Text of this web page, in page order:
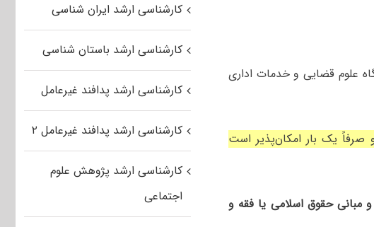
‌علوم قضایی و خدمات اداری
یک بار امکان‌پذیر است
مبانی حقوق اسلامی یا فقه و
کارشناسی ارشد ایران شناسی
کارشناسی ارشد باستان شناسی
کارشناسی ارشد پدافند غیرعامل
کارشناسی ارشد پدافند غیرعامل ۲
کارشناسی ارشد پژوهش علوم
اجتماعی